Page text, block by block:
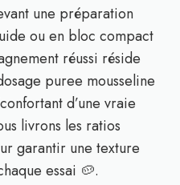
une préparation
ou en bloc compact
réussi réside
puree mousseline
d’une vraie
livrons les ratios
garantir une texture
essai 🥔.